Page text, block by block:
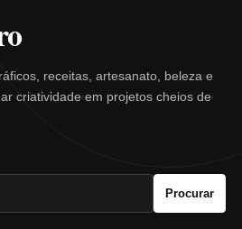
receitas, artesanato, beleza e
criatividade em projetos cheios de
Procurar